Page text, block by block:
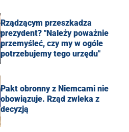
Rządzącym przeszkadza
prezydent? "Należy poważnie
przemyśleć, czy my w ogóle
potrzebujemy tego urzędu"
Pakt obronny z Niemcami nie
obowiązuje. Rząd zwleka z
decyzją